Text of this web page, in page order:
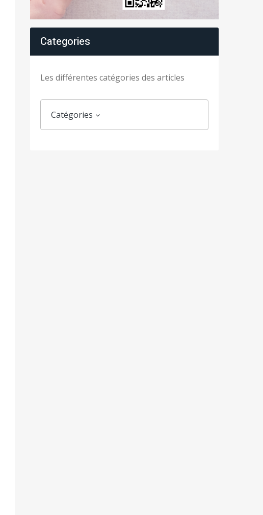
Categories
Les différentes catégories des articles
Catégories